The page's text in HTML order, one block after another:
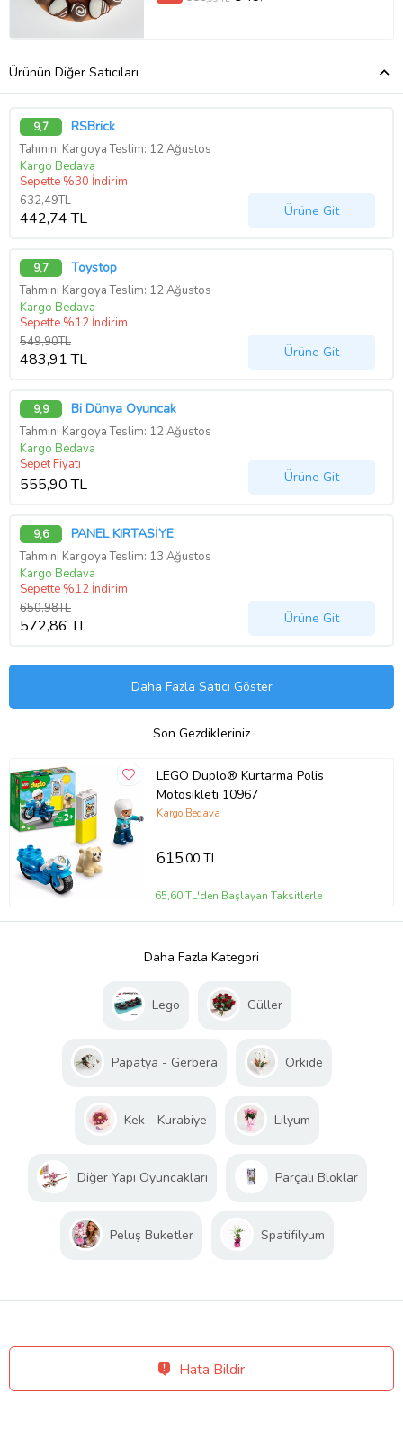
Ürünün Diğer Satıcıları
9,7 RSBrick
Tahmini Kargoya Teslim: 12 Ağustos
Kargo Bedava
Sepette %30 İndirim
632,49TL
442,74 TL Ürüne Git
9,7 Toystop
Tahmini Kargoya Teslim: 12 Ağustos
Kargo Bedava
Sepette %12 İndirim
549,90TL
483,91 TL Ürüne Git
9,9 Bi Dünya Oyuncak
Tahmini Kargoya Teslim: 12 Ağustos
Kargo Bedava
Sepet Fiyatı
555,90 TL Ürüne Git
9,6 PANEL KIRTASİYE
Tahmini Kargoya Teslim: 13 Ağustos
Kargo Bedava
Sepette %12 İndirim
650,98TL
572,86 TL Ürüne Git
Daha Fazla Satıcı Göster
Son Gezdikleriniz
LEGO Duplo® Kurtarma Polis
Motosikleti 10967
Kargo Bedava
615,00 TL
65,60 TL'den Başlayan Taksitlerle
Daha Fazla Kategori
Lego Güller
Papatya - Gerbera Orkide
Kek - Kurabiye Lilyum
Diğer Yapı Oyuncakları Parçalı Bloklar
Peluş Buketler Spatifilyum
Hata Bildir